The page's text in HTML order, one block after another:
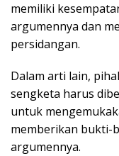
memiliki
argumennya dan
persidangan.
Dalam arti lain,
sengketa harus
untuk
memberikan bukti-
argumennya.